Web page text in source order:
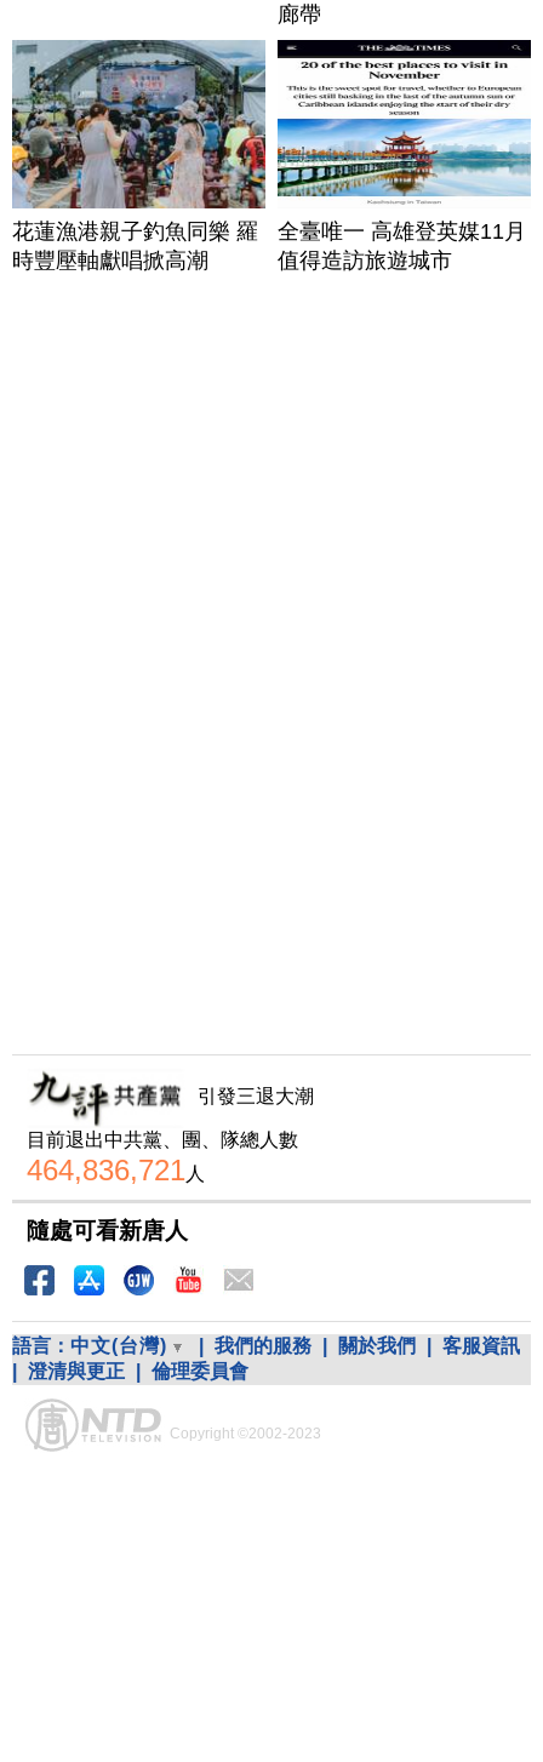
廊帶
花蓮漁港親子釣魚同樂 羅
時豐壓軸獻唱掀高潮
全臺唯一 高雄登英媒11月
值得造訪旅遊城市
引發三退大潮
目前退出中共黨、團、隊總人數
464,836,721人
隨處可看新唐人
語言： 中文(台灣) 我們的服務 關於我們
客服資訊
澄清與更正 倫理委員會
Copyright ©2002-2023